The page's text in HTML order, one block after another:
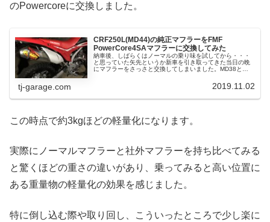
のPowercoreに交換しました。
CRF250L(MD44)の純正マフラーをFMF
PowerCore4SAマフラーに交換してみた
納車後、しばらくはノーマルの乗り味を試してから・・・
と思っていた矢先というか新車を引き取ってきた当日の晩
にマフラーをさっさと交換してしまいました。MD38と
tj-garage.com 2019.11.02
この時点で約3kgほどの軽量化になります。
実際にノーマルマフラーと社外マフラーを持ち比べてみる
と驚くほどの重さの違いがあり、乗ってみると高い位置に
ある重量物の軽量化の効果を感じました。
特に倒し込む際や取り回し、こういったところで少し楽に